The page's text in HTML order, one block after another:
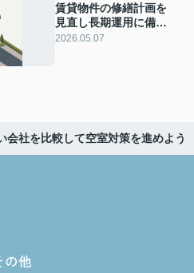
賃貸物件の修繕計画を
見直し長期運用に備え
る？ オーナーが押さえ
2026.05.07
社を比較して空室対策を進めよう
の他